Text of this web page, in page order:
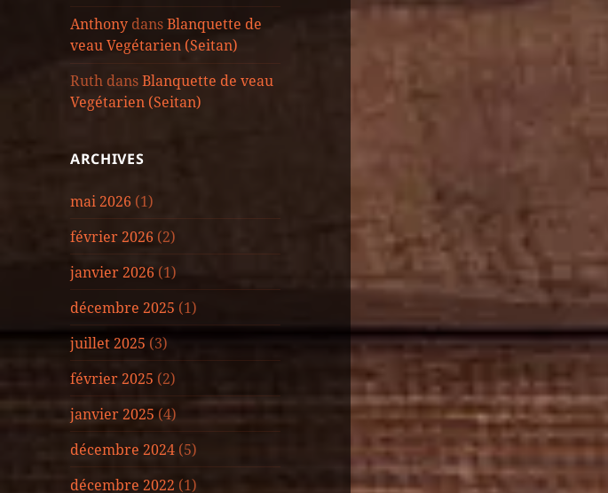
Anthony dansBlanquette de
veau Vegétarien (Seitan)
Ruth dansBlanquette de veau
Vegétarien (Seitan)
ARCHIVES
mai 2026 (1)
février 2026 (2)
janvier 2026 (1)
décembre 2025 (1)
juillet 2025 (3)
février 2025 (2)
janvier 2025 (4)
décembre 2024 (5)
décembre 2022 (1)